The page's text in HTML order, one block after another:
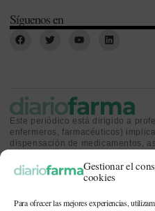
Gestionar el
cookies
Para ofrecer las mejores experiencias,
Síguenos en
Este periódico está dirigido a
enfermeros, farmacéuticos)
dispensación de medicamentos,
sanitaria.